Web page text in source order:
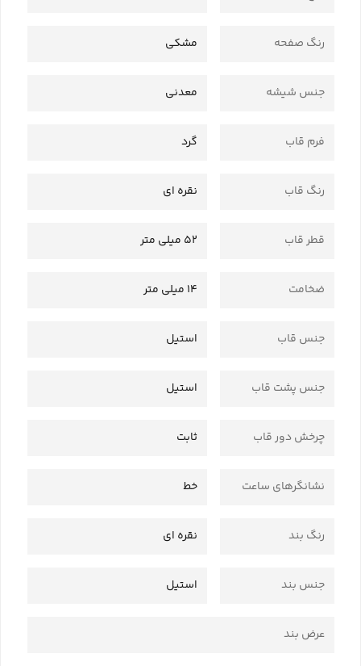
رنگ صفحه مشکی
جنس شیشه معدنی
فرم قاب گرد
رنگ قاب نقره ای
قطر قاب 52 میلی متر
ضخامت 14 میلی متر
جنس قاب استیل
جنس پشت قاب استیل
چرخش دور قاب ثابت
نشانگرهای ساعت خط
رنگ بند نقره ای
جنس بند استیل
عرض بند